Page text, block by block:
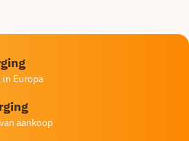
Europa
aankoop